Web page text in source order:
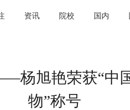
资讯 院校 国内
杨旭艳荣获“中
物”称号